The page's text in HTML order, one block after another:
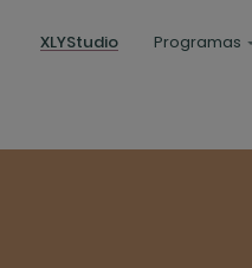
XLYStudio Programas